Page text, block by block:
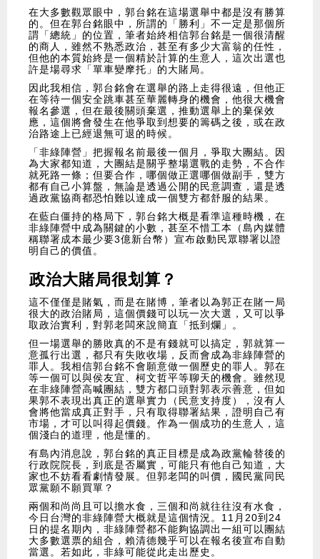
在大多數觀眾眼中，郭台銘在這場選舉中都是沒有勝算
的。但在郭台銘眼中，所謂的「勝利」不一定是那個所
謂「總統」的位置，筆者始終相信郭台銘是一個很清醒
的商人，雖然不熟悉政治，甚至有多少大富翁的任性，
但他的本質始終是一個精於計算的生意人，這次出選也
許是場尋求「單車變摩托」的大賭局。
因此我相信，郭台銘會在選舉的路上走得很遠，但他正
在等待一個安全跳車甚至華麗轉身的機會，他很大機會
報名參選，但在最後關頭棄選，推動選舉上的棄保效
應，這個將會發生在他爭取到想要的籌碼之後，或在政
治路途上已經退無可退的時候。
「非綠陣營」把握報名前最後一個月，爭取大團結。因
為大家都知道，大團結是關乎整場選戰的走勢，不合作
就死路一條；但要合作，哪個做正選哪個做副手，雙方
都有自己小算盤，無論是透過公開的民意調查，還是透
過政黨協商都恐怕難以達成一個雙方都舒服的結果。
在藍白僵持的格局下，郭台銘大概是看準這種時機，在
非綠陣營中成為關鍵的小數，甚至不惜工本（島內媒體
稱聯署成本最少要3億新台幣）宣布啟動民眾聯署以證
明自己的價值。
政治大賭局很划算？
這不僅僅是賭氣，而是在賭博，筆者以為郭正在賭一局
很大的政治賭局，這個價錢可以玩一次大選，又可以爭
取政治實利，對郭老闆來說簡直「抵到爛」。
但一場選舉的勝敗真的不是有錢就可以搞定，郭就算一
意孤行出選，都只有失敗收場，反而會成為非綠陣營的
罪人。我相信郭台銘不會願意做一個歷史的罪人。郭在
等一個可以與侯友宜、柯文哲平等聊天的機會。雖然現
在非綠陣營高喊團結，雙方都口頭對郭表示善意，但如
果郭不表現出真正的選舉實力（民意支持度），沒有人
會將他當成真正對手，只有取得聯署結果，證明自己有
市場，才可以叫得起價錢。作為一個成功的生意人，這
個淺白的道理，他是懂的。
有島內消息說，郭台銘的真正目標是成為政黨輪替後的
行政院院長，到底是否屬實，可能只有他自己知道，大
家也不妨看看劇情發展。但郭老闆的叫價，國民黨同民
眾黨願不願買單？
兩個和尚尚且可以擔水食，三個和尚就往往沒有水食，
今日台灣的非綠陣營大概就是這個情況。11月20到24
日的提名期內，非綠陣營都不能夠協調出一組可以團結
大多數選票的組合，賴清德幾乎可以在報名後宣布自動
當選。若如此，非綠可能從此走出歷史。